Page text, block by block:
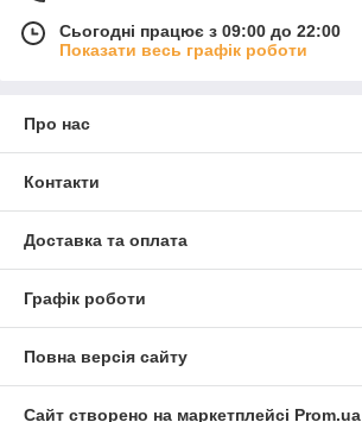
Сьогодні працює з 09:00 до 22:00
Показати весь графік роботи
Про нас
Контакти
Доставка та оплата
Графік роботи
Повна версія сайту
Сайт створено на маркетплейсі Prom.ua